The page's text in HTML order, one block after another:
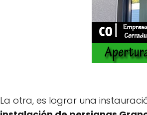
La otra, es lograr una